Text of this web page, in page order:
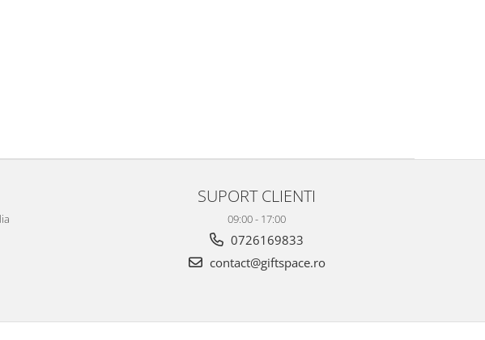
SUPORT CLIENTI
09:00 - 17:00
0726169833
contact@giftspace.ro